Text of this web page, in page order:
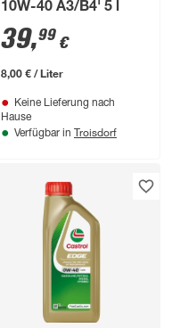
10W-40 A3/B4' 5 l
39,99 €
8,00 € / Liter
Keine Lieferung nach
Hause
Verfügbar in Troisdorf